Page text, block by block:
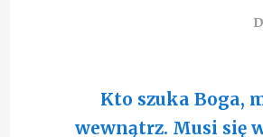
Kto szuka Boga,
wewnątrz. Musi się